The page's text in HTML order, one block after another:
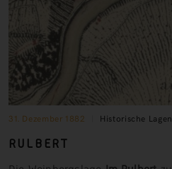
31. Dezember 1882 Historische Lagen
RULBERT